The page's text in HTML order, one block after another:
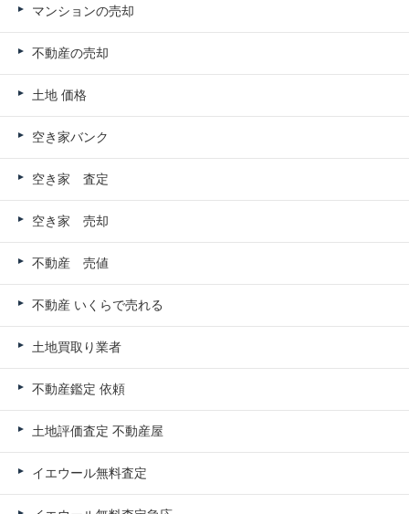
マンションの売却
不動産の売却
土地 価格
空き家バンク
空き家 査定
空き家 売却
不動産 売値
不動産 いくらで売れる
土地買取り業者
不動産鑑定 依頼
土地評価査定 不動産屋
イエウール無料査定